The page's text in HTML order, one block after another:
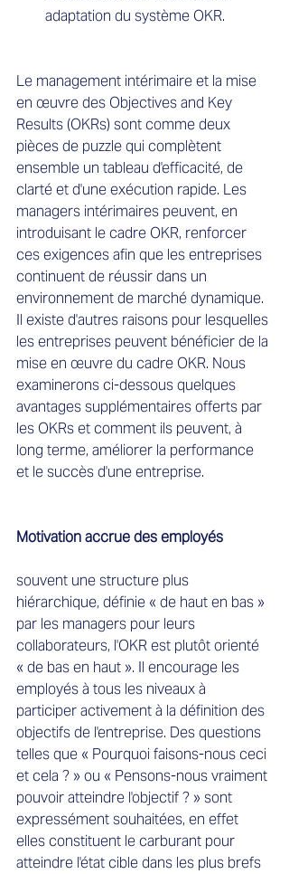
adaptation du système OKR.
Le management intérimaire et la mise
en œuvre des Objectives and Key
Results (OKRs) sont comme deux
pièces de puzzle qui complètent
ensemble un tableau d'efficacité, de
clarté et d'une exécution rapide. Les
managers intérimaires peuvent, en
introduisant le cadre OKR, renforcer
ces exigences afin que les entreprises
continuent de réussir dans un
environnement de marché dynamique.
Il existe d'autres raisons pour lesquelles
les entreprises peuvent bénéficier de la
mise en œuvre du cadre OKR. Nous
examinerons ci-dessous quelques
avantages supplémentaires offerts par
les OKRs et comment ils peuvent, à
long terme, améliorer la performance
et le succès d'une entreprise.
Motivation accrue des employés
souvent une structure plus
hiérarchique, définie « de haut en bas »
par les managers pour leurs
collaborateurs, l'OKR est plutôt orienté
« de bas en haut ». Il encourage les
employés à tous les niveaux à
participer activement à la définition des
objectifs de l'entreprise. Des questions
telles que « Pourquoi faisons-nous ceci
et cela ? » ou « Pensons-nous vraiment
pouvoir atteindre l'objectif ? » sont
expressément souhaitées, en effet
elles constituent le carburant pour
atteindre l'état cible dans les plus brefs